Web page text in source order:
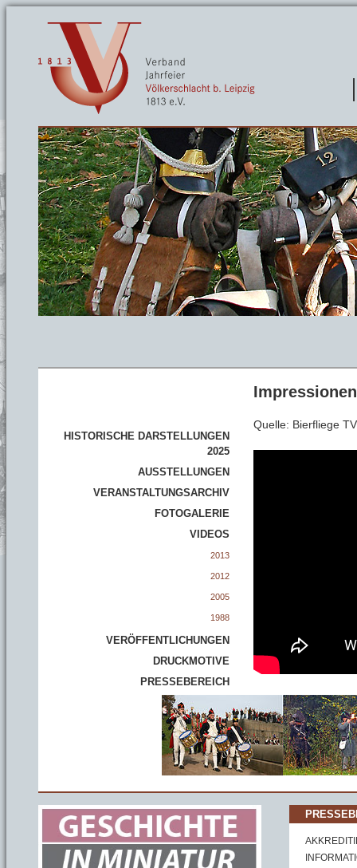
HISTORISCHE DARSTELLUNGEN
2025
AUSSTELLUNGEN
VERANSTALTUNGSARCHIV
FOTOGALERIE
VIDEOS
2013
2012
2005
1988
VERÖFFENTLICHUNGEN
DRUCKMOTIVE
PRESSEBEREICH
Quelle: Bierfliege